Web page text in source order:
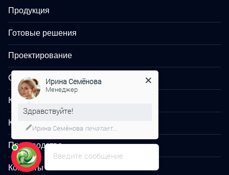
Продукция
Готовые решения
Проектирование
Объекты
Компания
Карьера
Производство
Контакты
Введите сообщение
Менеджер
Здравствуйте!
Мы подготовили для Вас
специальное предложение!